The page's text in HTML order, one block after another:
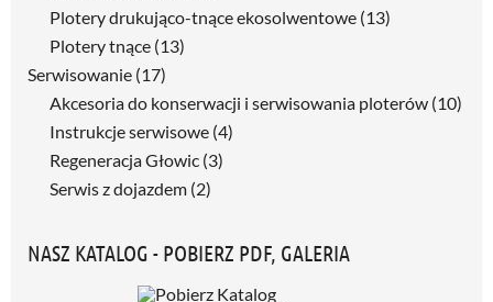
Plotery drukująco-tnące ekosolwentowe (13)
Plotery tnące (13)
Serwisowanie (17)
Akcesoria do konserwacji i serwisowania ploterów (10)
Instrukcje serwisowe (4)
Regeneracja Głowic (3)
Serwis z dojazdem (2)
NASZ KATALOG - POBIERZ PDF, GALERIA